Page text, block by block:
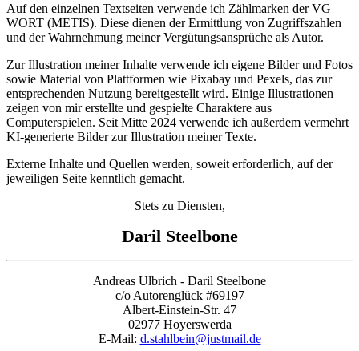
Auf den einzelnen Textseiten verwende ich Zählmarken der VG
WORT (METIS). Diese dienen der Ermittlung von Zugriffszahlen
und der Wahrnehmung meiner Vergütungsansprüche als Autor.
Zur Illustration meiner Inhalte verwende ich eigene Bilder und Fotos
sowie Material von Plattformen wie Pixabay und Pexels, das zur
entsprechenden Nutzung bereitgestellt wird. Einige Illustrationen
zeigen von mir erstellte und gespielte Charaktere aus
Computerspielen. Seit Mitte 2024 verwende ich außerdem vermehrt
KI-generierte Bilder zur Illustration meiner Texte.
Externe Inhalte und Quellen werden, soweit erforderlich, auf der
jeweiligen Seite kenntlich gemacht.
Stets zu Diensten,
Daril Steelbone
Andreas Ulbrich - Daril Steelbone
c/o Autorenglück #69197
Albert-Einstein-Str. 47
02977 Hoyerswerda
E-Mail: d.stahlbein@justmail.de